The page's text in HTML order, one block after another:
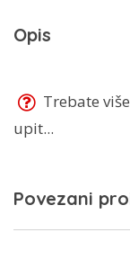
Opis
Trebate
upit...
Povezani